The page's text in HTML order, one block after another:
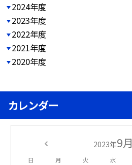
2024年度
2023年度
2022年度
2021年度
2020年度
カレンダー
2023年9月
日 月 火 水